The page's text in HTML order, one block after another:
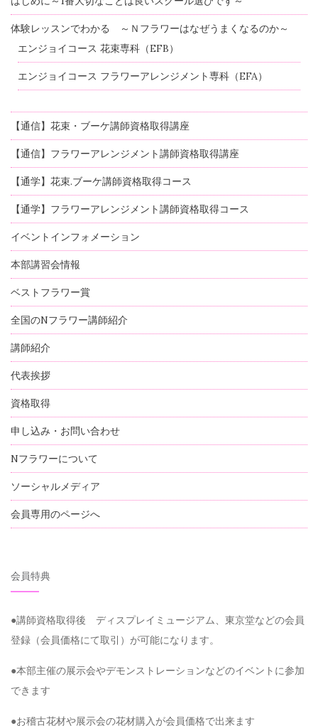
体験レッスンでわかる ～Ｎフラワーはなぜうまくなるのか～
エンジョイコース 花束専科（EFB）
エンジョイコース フラワーアレンジメント専科（EFA）
【通信】花束・ブーケ講師資格取得講座
【通信】フラワーアレンジメント講師資格取得講座
【通学】花束.ブーケ講師資格取得コース
【通学】フラワーアレンジメント講師資格取得コース
イベントインフォメーション
本部講習会情報
ベストフラワー賞
全国のNフラワー講師紹介
講師紹介
代表挨拶
資格取得
申し込み・お問い合わせ
Nフラワーについて
ソーシャルメディア
会員専用のページへ
会員特典
●講師資格取得後 ディスプレイミュージアム、東京堂などの会員
登録（会員価格にて取引）が可能になります。
●本部主催の展示会やデモンストレーションなどのイベントに参加
できます
●お稽古花材や展示会の花材購入が会員価格で出来ます